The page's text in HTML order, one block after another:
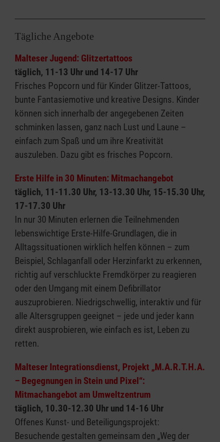
Tägliche Angebote
Malteser Jugend: Glitzertattoos
täglich, 11-13 Uhr und 14-17 Uhr
Frisches Popcorn und für Kinder Glitzer-Tattoos,
bunte Fantasiemotive und kreative Designs. Kinder
können sich innerhalb der angegebenen Zeiten
schminken lassen, ganz nach Lust und Laune –
einfach zum Spaß und um ihre Kreativität
auszuleben. Dazu gibt es frisches Popcorn.
Erste Hilfe in 30 Minuten: Mitmachangebot
täglich, 11-11.30 Uhr, 13-13.30 Uhr, 15-15.30 Uhr,
17-17.30 Uhr
In nur 30 Minuten erlernen die Teilnehmenden
lebenswichtige Erste-Hilfe-Grundlagen, die in
Alltagssituationen wirklich helfen können – zum
Beispiel, Schlaganfall oder Herzinfarkt zu erkennen,
richtig auf verschluckte Fremdkörper zu reagieren
oder den Umgang mit einem Defibrillator
auszuprobieren. Niedrigschwellig, interaktiv und für
alle Altersgruppen geeignet – jede und jeder kann
direkt ausprobieren, wie einfach es ist, Leben zu
retten.
Malteser Integrationsdienst, Projekt „M.A.R.T.H.A.
– Begegnungen in Stein und Pixel“:
Mitmachangebot am Umweltzentrum
täglich, 10.30-12.30 Uhr und 14-16 Uhr
Offenes Kunst- und Beteiligungsprojekt:
Besuchende gestalten gemeinsam den „Weg der